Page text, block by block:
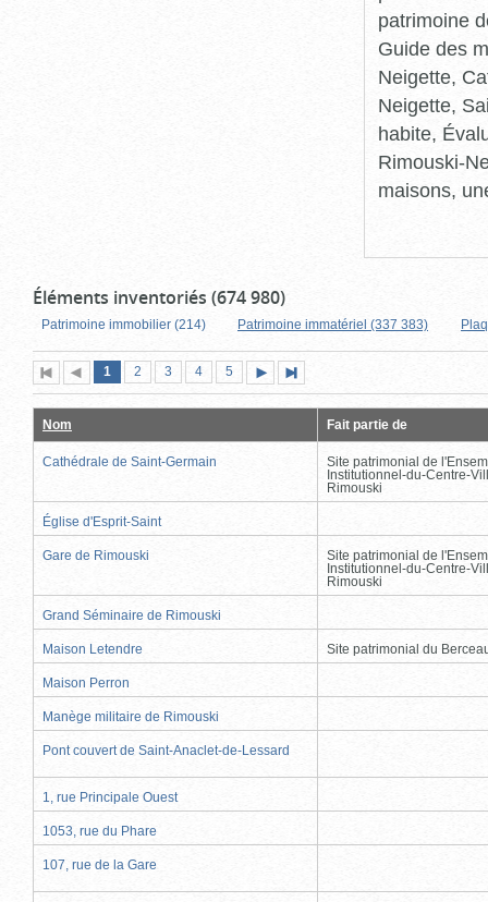
patrimoine
Guide des
Neigette,
Neigette,
habite,
Rimouski-
maisons,
Éléments inventoriés (674 980)
Patrimoine immobilier (214) Patrimoine immatériel (337 383)
Première
page
Page
précédente
Page
1 (page
actuelle)
Page
2 Page
3 Page
4 Page
5
suivante
page
Nom Fait partie de
Cathédrale de Saint-Germain
Site patrimonial de
Institutionnel-du-Centre-
Rimouski
Église d'Esprit-Saint
Gare de Rimouski
Site patrimonial de
Institutionnel-du-Centre-
Rimouski
Grand Séminaire de Rimouski
Maison Letendre Site patrimonial du
Maison Perron
Manège militaire de Rimouski
Pont couvert de Saint-Anaclet-de-Lessard
1, rue Principale Ouest
1053, rue du Phare
107, rue de la Gare